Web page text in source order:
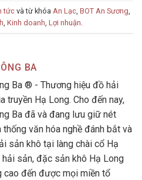
tứcvà từ khóa An Lạc BOT An Sương
Kinh doanh Lợi nhuận
BA
Ba ® - Thương hiệu đồ hải
truyền Hạ Long. Cho đến nay,
Ba đã và đang lưu giữ nét
thống văn hóa nghề đánh bắt và
sản khô tại làng chài cổ Hạ
hải sản, đặc sản khô Hạ Long
cao đến được mọi miền tổ